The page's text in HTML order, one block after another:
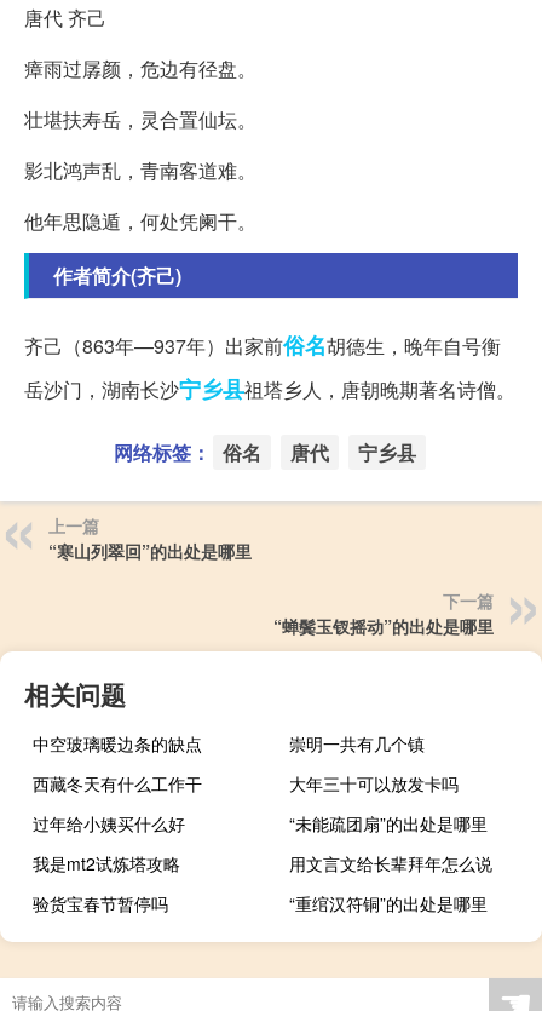
唐代 齐己
瘴雨过孱颜，危边有径盘。
壮堪扶寿岳，灵合置仙坛。
影北鸿声乱，青南客道难。
他年思隐遁，何处凭阑干。
作者简介(齐己)
齐己（863年—937年）出家前俗名胡德生，晚年自号衡
岳沙门，湖南长沙宁乡县祖塔乡人，唐朝晚期著名诗僧。
网络标签： 俗名 唐代 宁乡县
上一篇
“寒山列翠回”的出处是哪里
下一篇
“蝉鬓玉钗摇动”的出处是哪里
相关问题
中空玻璃暖边条的缺点
崇明一共有几个镇
西藏冬天有什么工作干
大年三十可以放发卡吗
过年给小姨买什么好
“未能疏团扇”的出处是哪里
我是mt2试炼塔攻略
用文言文给长辈拜年怎么说
验货宝春节暂停吗
“重绾汉符铜”的出处是哪里